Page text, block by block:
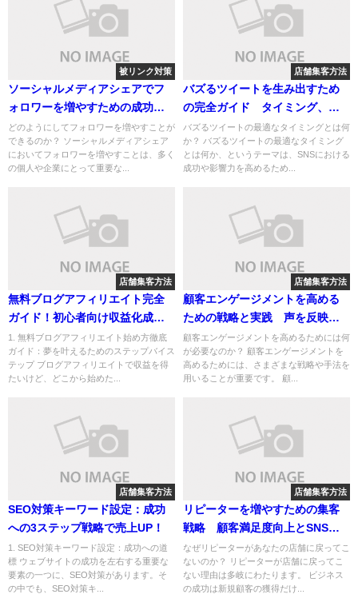
被リンク対策
ソーシャルメディアシェアでフ
ォロワーを増やすための成功法
則と対策
どのようにしてフォロワーを増やすことが
できるのか？ ソーシャルメディアシェア
においてフォロワーを増やすことは、多く
の個人や企業にとって重要な...
店舗集客方法
バズるツイートを生み出すため
の完全ガイド タイミング、感
情、戦略、タイトル、分析法
バズるツイートの最適なタイミングとは何
か？ バズるツイートの最適なタイミング
とは何か、というテーマは、SNSにおける
成功や影響力を高めるため...
店舗集客方法
無料ブログアフィリエイト完全
ガイド！初心者向け収益化成功
法３ステップ
1. 無料ブログアフィリエイト始め方徹底
ガイド：夢を叶えるためのステップバイス
テップ ブログアフィリエイトで収益を得
たいけど、どこから始めた...
店舗集客方法
顧客エンゲージメントを高める
ための戦略と実践 声を反映
し、ブランドロイヤルティを築
く方法
顧客エンゲージメントを高めるためには何
が必要なのか？ 顧客エンゲージメントを
高めるためには、さまざまな戦略や手法を
用いることが重要です。 顧...
店舗集客方法
SEO対策キーワード設定：成功
への3ステップ戦略で売上UP！
1. SEO対策キーワード設定：成功への道
標 ウェブサイトの成功を左右する重要な
要素の一つに、SEO対策があります。そ
の中でも、SEO対策キ...
店舗集客方法
リピーターを増やすための集客
戦略 顧客満足度向上とSNS活
用法
なぜリピーターがあなたの店舗に戻ってこ
ないのか？ リピーターが店舗に戻ってこ
ない理由は多岐にわたります。 ビジネス
の成功は新規顧客の獲得だけ...